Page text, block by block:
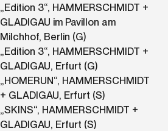
„Edition 3“, HAMMERSCHMIDT +
GLADIGAU im Pavillon am
Milchhof, Berlin (G)
„Edition 3“, HAMMERSCHMIDT +
GLADIGAU, Erfurt (G)
„HOMERUN“, HAMMERSCHMIDT
+ GLADIGAU, Erfurt (S)
„SKINS“, HAMMERSCHMIDT +
GLADIGAU, Erfurt (S)